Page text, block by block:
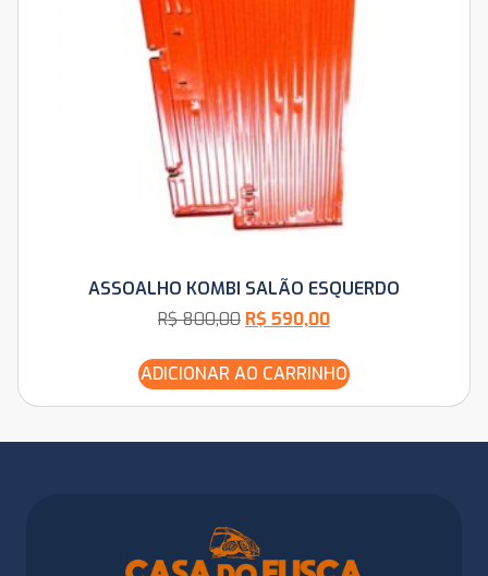
ASSOALHO KOMBI SALÃO ESQUERDO
R$800,00 R$ 590,00
ADICIONAR AO CARRINHO